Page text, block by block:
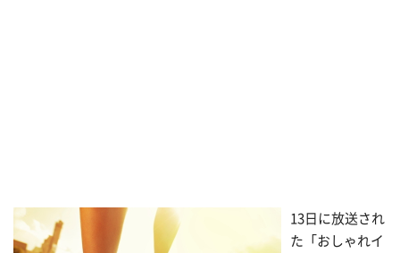
13日に放送され
た「おしゃれイ